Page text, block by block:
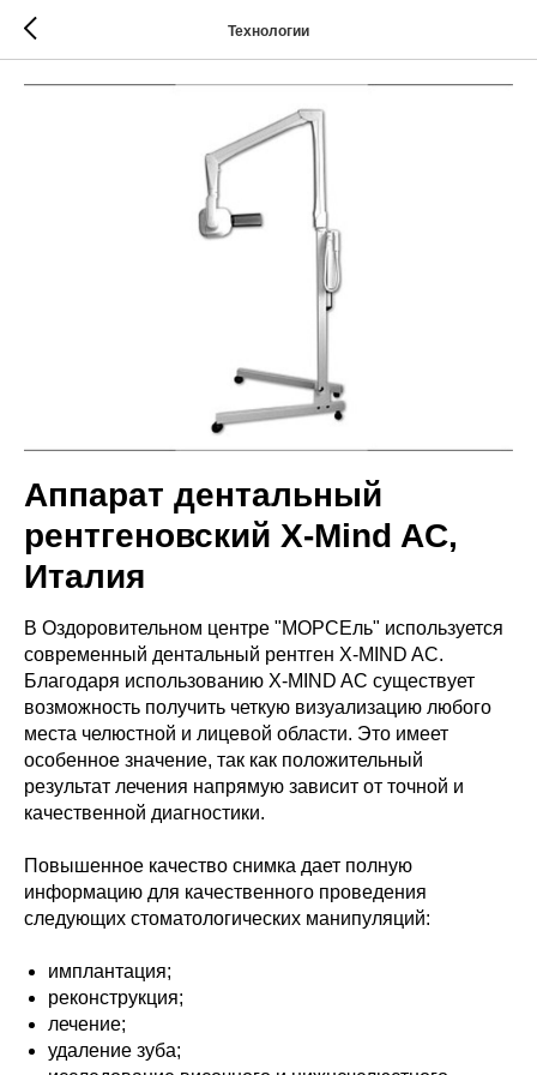
Технологии
Аппарат дентальный
рентгеновский X-Mind AC,
Италия
В Оздоровительном центре "МОРСЕль" используется
современный дентальный рентген X-MIND AC.
Благодаря использованию X-MIND AC существует
возможность получить четкую визуализацию любого
места челюстной и лицевой области. Это имеет
особенное значение, так как положительный
результат лечения напрямую зависит от точной и
качественной диагностики.
Повышенное качество снимка дает полную
информацию для качественного проведения
следующих стоматологических манипуляций:
имплантация;
реконструкция;
лечение;
удаление зуба;